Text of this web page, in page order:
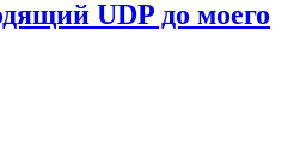
UDP до моего